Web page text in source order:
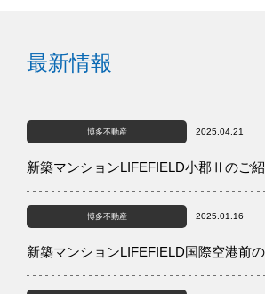
最新情報
博多不動産 2025.04.21
新築マンションLIFEFIELD小郡Ⅱのご
博多不動産 2025.01.16
新築マンションLIFEFIELD国際空港前